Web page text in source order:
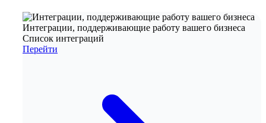
Интеграции, поддерживающие работу вашего бизнеса
Список интеграций
Перейти